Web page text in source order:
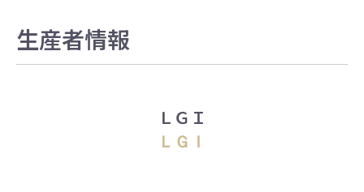
生産者情報
ＬＧＩ
ＬＧＩ